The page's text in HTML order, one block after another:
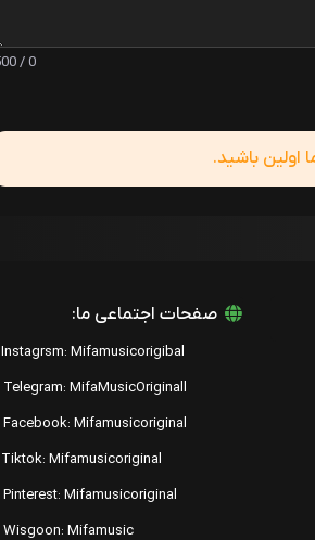
0 / 500
باشید.
صفحات اجتماعی ما:
Instagrsm: Mifamusicorigibal
Telegram: MifaMusicOriginall
Facebook: Mifamusicoriginal
Tiktok: Mifamusicoriginal
Pinterest: Mifamusicoriginal
Wisgoon: Mifamusic